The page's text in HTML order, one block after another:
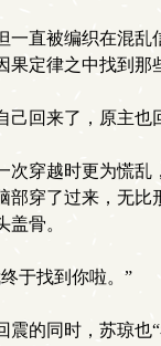
一直被编织在混乱
果定律之中找到那
回来了，原主也
次穿越时更为慌乱
部穿了过来，无比
骨。
于找到你啦。”
震的同时，苏琼也